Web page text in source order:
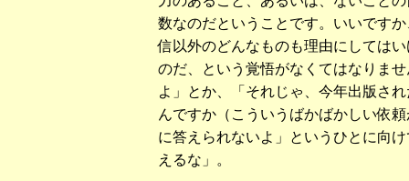
数なのだということです。いいです
信以外のどんなものも理由にしては
のだ、という覚悟がなくてはなりま
よ」とか、「それじゃ、今年出版さ
んですか（こういうばかばかしい依
に答えられないよ」というひとに向
えるな」。